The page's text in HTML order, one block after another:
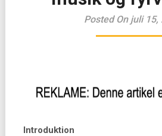
Posted On juli 15,
Introduktion